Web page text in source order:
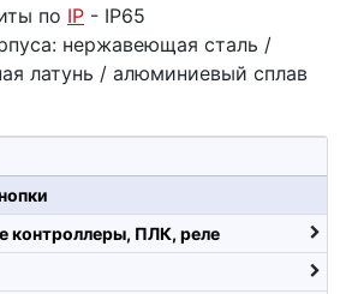
по IP - IP65
нержавеющая сталь /
латунь / алюминиевый сплав
контроллеры, ПЛК, реле